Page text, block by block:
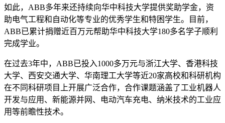
如此，ABB多年来还持续向华中科技大学提供奖助学金，资
助电气工程和自动化等专业的优秀学生和特困学生。目前，
ABB已累计捐赠近百万元帮助华中科技大学180多名学子顺利
完成学业。
在过去3年中，ABB已投入1000多万元与浙江大学、香港科技
大学、西安交通大学、华南理工大学等近20家高校和科研机构
在不同科研项目上开展广泛合作，合作课题涵盖了工业机器人
开发与应用、新能源并网、电动汽车充电、纳米技术的工业应
用等前瞻性技术。